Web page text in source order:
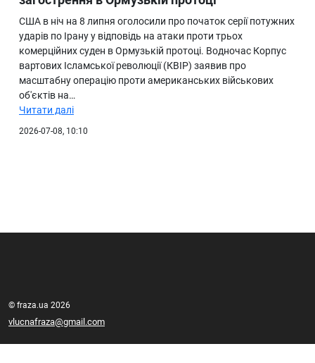
Про нас
США в ніч на 8 липня оголосили про початок серії потужних
ударів по Ірану у відповідь на атаки проти трьох
комерційних суден в Ормузькій протоці. Водночас Корпус
вартових Ісламської революції (КВІР) заявив про
масштабну операцію проти американських військових
об'єктів на…
Читати далі
2026-07-08, 10:10
© fraza.ua 2026
vlucnafraza@gmail.com